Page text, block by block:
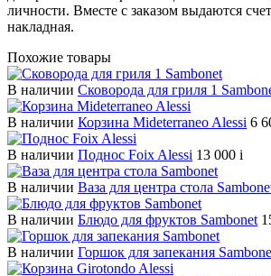
личности. Вместе с заказом выдаются
накладная.
Похожие товары
В наличии Сковорода для гриля 1
В наличии Корзина Mideterraneo Alessi 6
В наличии Поднос Foix Alessi 13 000 i
В наличии Ваза для центра стола
В наличии Блюдо для фруктов Sambonet
В наличии Горшок для запекания